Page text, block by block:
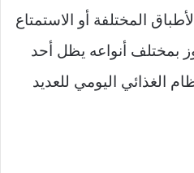
المختلفة أو الاستمتاع
بمختلف أنواعه يظل أحد
الغذائي اليومي للعديد